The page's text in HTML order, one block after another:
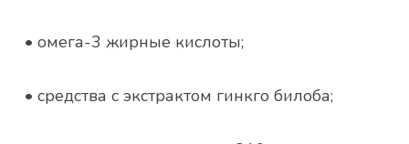
• омега-3 жирные кислоты;
• средства с экстрактом гинкго билоба;